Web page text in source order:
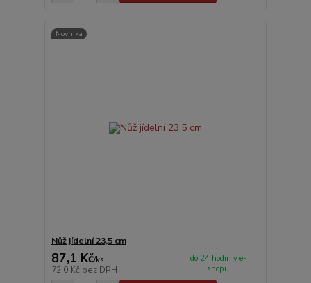
Novinka
Nůž jídelní 23,5 cm
87,1 Kč/ks
72,0 Kč bez DPH
do 24 hodin v e-
shopu